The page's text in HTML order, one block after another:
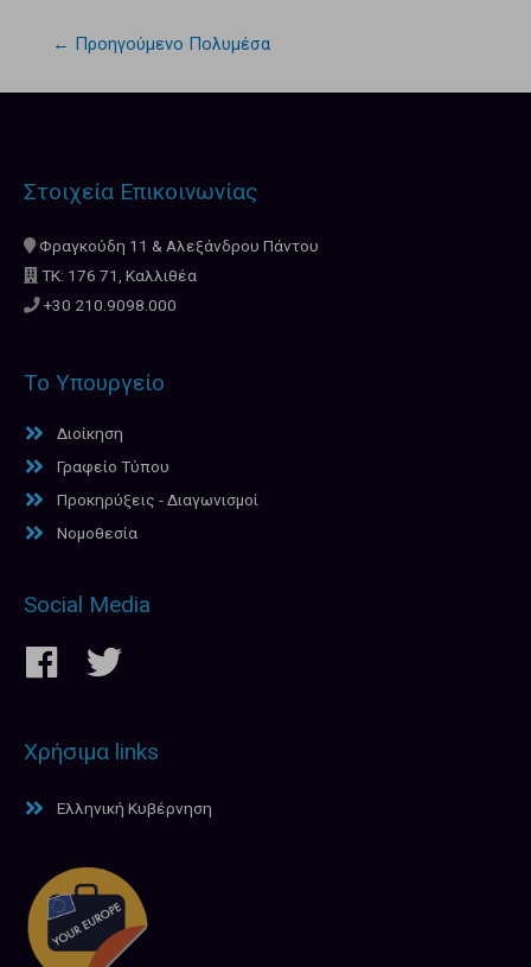
← Προηγούμενο Πολυμέσα
Στοιχεία Επικοινωνίας
Φραγκούδη 11 & Αλεξάνδρου Πάντου
ΤΚ: 176 71, Καλλιθέα
+30 210.9098.000
Το Υπουργείο
Διοίκηση
Γραφείο Τύπου
Προκηρύξεις - Διαγωνισμοί
Νομοθεσία
Social Media
Χρήσιμα links
Ελληνική Κυβέρνηση